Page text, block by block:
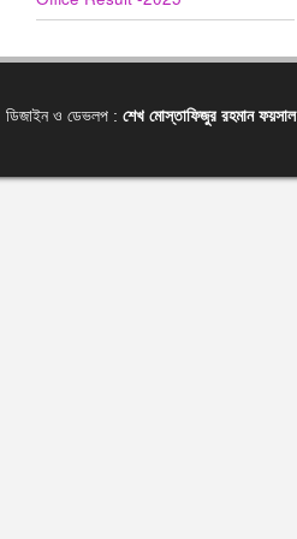
ডিজাইন ও ডেভলপ : শেখ মোস্তাফিজুর রহমান ফয়সাল